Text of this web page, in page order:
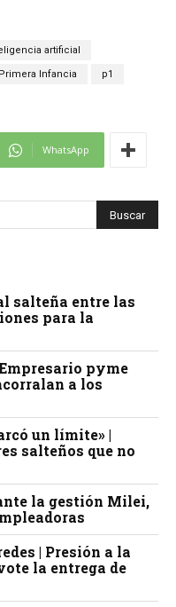
artificial
Infancia p1
WhatsApp
salteña entre las
para la
pyme
a los
un límite» |
salteños que no
la gestión Milei,
| Presión a la
la entrega de